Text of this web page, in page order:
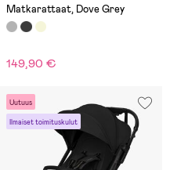
Matkarattaat, Dove Grey
149,90 €
Uutuus
Ilmaiset toimituskulut